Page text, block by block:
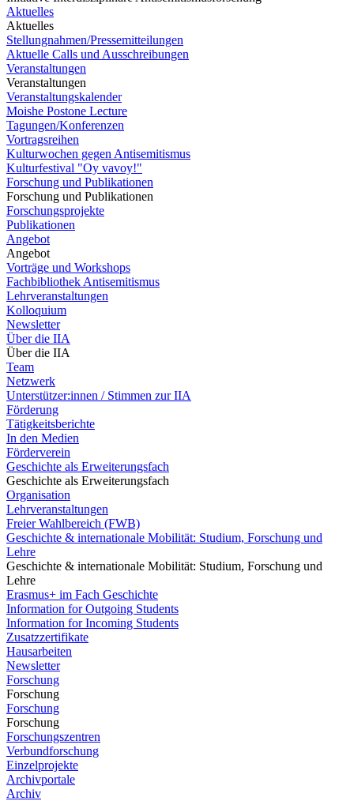
Aktuelles
Aktuelles
Stellungnahmen/Pressemitteilungen
Aktuelle Calls und Ausschreibungen
Veranstaltungen
Veranstaltungen
Veranstaltungskalender
Moishe Postone Lecture
Tagungen/Konferenzen
Vortragsreihen
Kulturwochen gegen Antisemitismus
Kulturfestival "Oy vavoy!"
Forschung und Publikationen
Forschung und Publikationen
Forschungsprojekte
Publikationen
Angebot
Angebot
Vorträge und Workshops
Fachbibliothek Antisemitismus
Lehrveranstaltungen
Kolloquium
Newsletter
Über die IIA
Über die IIA
Team
Netzwerk
Unterstützer:innen / Stimmen zur IIA
Förderung
Tätigkeitsberichte
In den Medien
Förderverein
Geschichte als Erweiterungsfach
Geschichte als Erweiterungsfach
Organisation
Lehrveranstaltungen
Freier Wahlbereich (FWB)
Geschichte & internationale Mobilität: Studium, Forschung und
Lehre
Geschichte & internationale Mobilität: Studium, Forschung und
Lehre
Erasmus+ im Fach Geschichte
Information for Outgoing Students
Information for Incoming Students
Zusatzzertifikate
Hausarbeiten
Newsletter
Forschung
Forschung
Forschung
Forschung
Forschungszentren
Verbundforschung
Einzelprojekte
Archivportale
Archiv